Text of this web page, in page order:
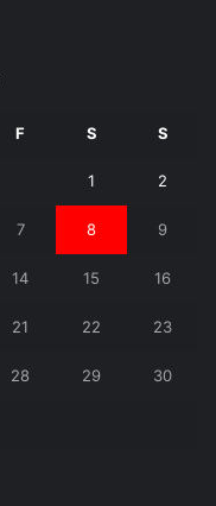
F S S
1 2
7 8 9
14 15 16
21 22 23
28 29 30